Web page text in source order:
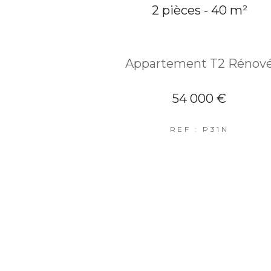
2 pièces - 40 m²
Appartement T2
54 000 €
REF : P31N